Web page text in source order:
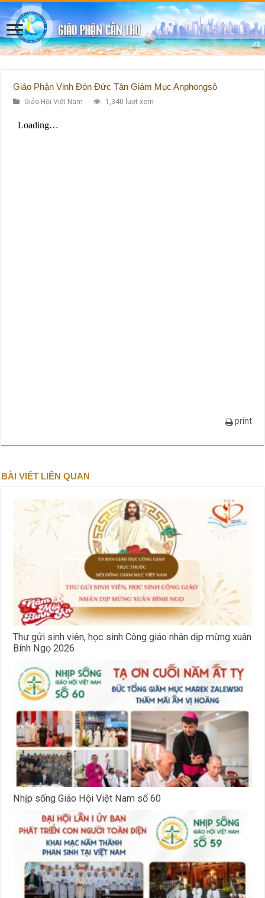
Giáo Phận Vinh Đón Đức Tân Giám Mục Anphongsô
Giáo Hội Việt Nam 1,340 lượt xem
print
BÀI VIẾT LIÊN QUAN
Thư gửi sinh viên, học sinh Công giáo nhân dịp mừng xuân
Bính Ngọ 2026
Nhịp sống Giáo Hội Việt Nam số 60